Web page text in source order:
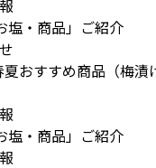
塩・商品」ご紹介
おすすめ商品（梅漬
塩・商品」ご紹介